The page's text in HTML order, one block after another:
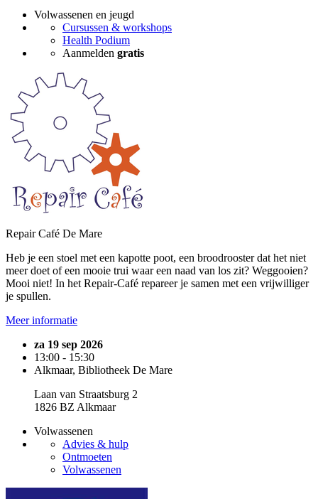
Volwassenen en jeugd
Cursussen & workshops
Health Podium
Aanmelden gratis
Repair Café De Mare
Heb je een stoel met een kapotte poot, een broodrooster dat het niet
meer doet of een mooie trui waar een naad van los zit? Weggooien?
Mooi niet! In het Repair-Café repareer je samen met een vrijwilliger
je spullen.
Meer informatie
za 19 sep 2026
13:00 - 15:30
Alkmaar, Bibliotheek De Mare
Laan van Straatsburg 2
1826 BZ Alkmaar
Volwassenen
Advies & hulp
Ontmoeten
Volwassenen